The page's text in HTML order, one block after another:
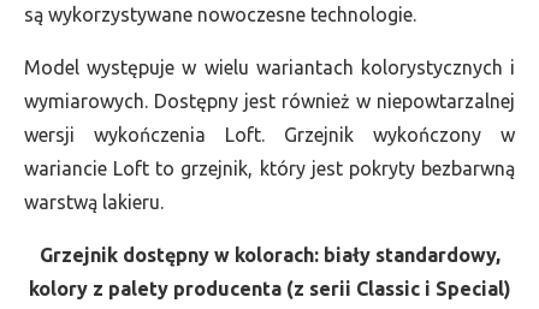
są wykorzystywane nowoczesne technologie.
Model występuje w wielu wariantach kolorystycznych i
wymiarowych. Dostępny jest również w niepowtarzalnej
wersji wykończenia Loft. Grzejnik wykończony w
wariancie Loft to grzejnik, który jest pokryty bezbarwną
warstwą lakieru.
Grzejnik dostępny w kolorach: biały standardowy,
kolory z palety producenta (z serii Classic i Special)